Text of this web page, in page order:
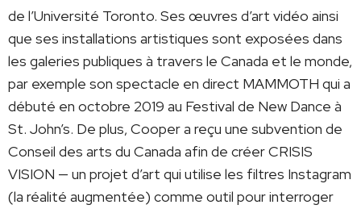
de l’Université Toronto. Ses œuvres d’art vidéo ainsi
que ses installations artistiques sont exposées dans
les galeries publiques à travers le Canada et le monde,
par exemple son spectacle en direct MAMMOTH qui a
débuté en octobre 2019 au Festival de New Dance à
St. John’s. De plus, Cooper a reçu une subvention de
Conseil des arts du Canada afin de créer CRISIS
VISION — un projet d’art qui utilise les filtres Instagram
(la réalité augmentée) comme outil pour interroger